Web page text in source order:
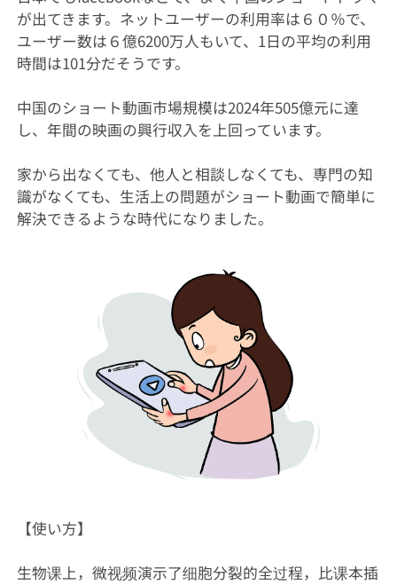
が出てきます。ネットユーザーの利用率は６０％で、
ユーザー数は６億6200万人もいて、1日の平均の利用
時間は101分だそうです。
中国のショート動画市場規模は2024年505億元に達
し、年間の映画の興行収入を上回っています。
家から出なくても、他人と相談しなくても、専門の知
識がなくても、生活上の問題がショート動画で簡単に
解決できるような時代になりました。
【使い方】
生物课上，微视频演示了细胞分裂的全过程，比课本插